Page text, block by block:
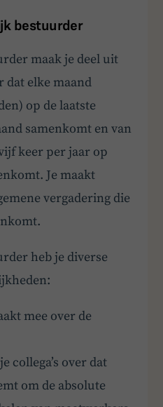
bestuurder
maak je deel uit
dat elke maand
op de laatste
samenkomt en van
keer per jaar op
Je maakt
vergadering die
heb je diverse
mee over de
collega’s over dat
om de absolute